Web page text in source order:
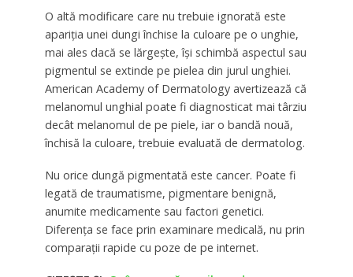
O altă modificare care nu trebuie ignorată este
apariția unei dungi închise la culoare pe o unghie,
mai ales dacă se lărgește, își schimbă aspectul sau
pigmentul se extinde pe pielea din jurul unghiei.
American Academy of Dermatology avertizează că
melanomul unghial poate fi diagnosticat mai târziu
decât melanomul de pe piele, iar o bandă nouă,
închisă la culoare, trebuie evaluată de dermatolog.
Nu orice dungă pigmentată este cancer. Poate fi
legată de traumatisme, pigmentare benignă,
anumite medicamente sau factori genetici.
Diferența se face prin examinare medicală, nu prin
comparații rapide cu poze de pe internet.